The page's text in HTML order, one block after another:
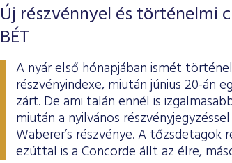
Új részvénnyel és történelmi
BÉT
A nyár első hónapjában ismét
részvényindexe, miután június 20-án
zárt. De ami talán ennél is
miután a nyilvános
Waberer’s részvénye. A tőzsdetagok
ezúttal is a Concorde állt az élre,